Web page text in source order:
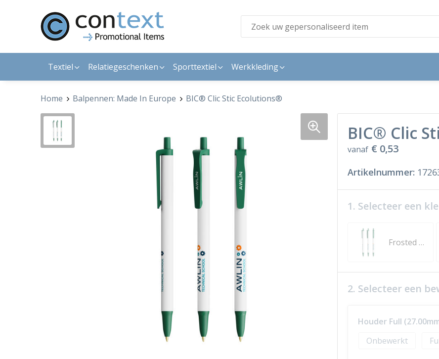
Textiel Relatiegeschenken Sporttextiel Werkkleding
Home Balpennen: Made In Europe BIC® Clic Stic Ecolutions®
BIC® Clic
vanaf € 0,53
Artikelnummer:
1. Selecteer een
Frosted Wit Gerecycleerd
2. Selecteer een
Houder Full
Onbewerkt